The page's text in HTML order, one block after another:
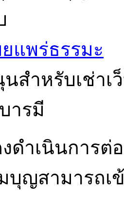
แพร่ธรรมะ
สำหรับเช่าเ
ารมี
ดำเนินการต่
บุญสามารถเ